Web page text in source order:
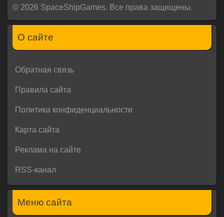
© 2026 SpaceShipGames. Все права защищены.
О сайте
Обратная связь
Правила сайта
Политика конфиденциальности
Карта сайта
Реклама на сайте
RSS-канал
Меню сайта